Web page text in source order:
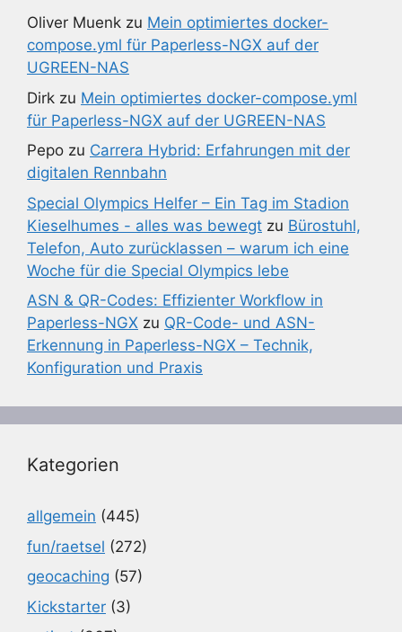
Oliver Muenk zu Mein optimiertes docker-
compose.yml für Paperless-NGX auf der
UGREEN-NAS
Dirk zu Mein optimiertes docker-compose.yml
für Paperless-NGX auf der UGREEN-NAS
Pepo zu Carrera Hybrid: Erfahrungen mit der
digitalen Rennbahn
Special Olympics Helfer – Ein Tag im Stadion
Kieselhumes - alles was bewegt zu Bürostuhl,
Telefon, Auto zurücklassen – warum ich eine
Woche für die Special Olympics lebe
ASN & QR-Codes: Effizienter Workflow in
Paperless-NGX zu QR-Code- und ASN-
Erkennung in Paperless-NGX – Technik,
Konfiguration und Praxis
Kategorien
allgemein (445)
fun/raetsel (272)
geocaching (57)
Kickstarter (3)